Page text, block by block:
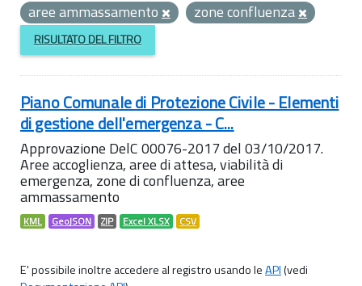
aree ammassamento
zone confluenza
RISULTATO DEL FILTRO
Piano Comunale di Protezione Civile - Elementi
di gestione dell'emergenza - C...
Approvazione DelC 00076-2017 del 03/10/2017.
Aree accoglienza, aree di attesa, viabilità di
emergenza, zone di confluenza, aree
ammassamento
KML GeoJSON ZIP Excel XLSX CSV
E' possibile inoltre accedere al registro usando leAPI(vedi